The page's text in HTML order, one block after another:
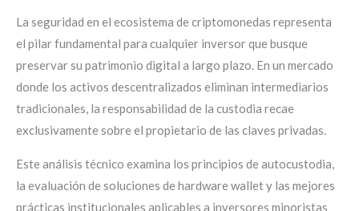
La seguridad en el ecosistema de criptomonedas representa
el pilar fundamental para cualquier inversor que busque
preservar su patrimonio digital a largo plazo. En un mercado
donde los activos descentralizados eliminan intermediarios
tradicionales, la responsabilidad de la custodia recae
exclusivamente sobre el propietario de las claves privadas.
Este análisis técnico examina los principios de autocustodia,
la evaluación de soluciones de hardware wallet y las mejores
prácticas institucionales aplicables a inversores minoristas